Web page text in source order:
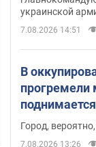
украинской
7.08.2026 14:51
В
видео
Город,
7.08.2026 13:26